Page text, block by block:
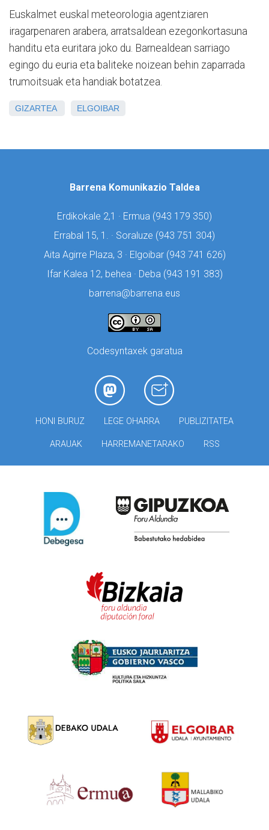
Euskalmet euskal meteorologia agentziaren
iragarpenaren arabera, arratsaldean ezegonkortasuna
handitu eta euritara joko du. Barnealdean sarriago
egingo du euria eta baliteke noizean behin zaparrada
trumoitsuak eta handiak botatzea.
GIZARTEA ELGOIBAR
Barrena Komunikazio Taldea
Erdikokale 2,1 · Ermua (943 179 350)
Errabal 15, 1. · Soraluze (943 751 304)
Aita Agirre Plaza, 3 · Elgoibar (943 741 626)
Ifar Kalea 12, behea · Deba (943 191 383)
barrena@barrena.eus
Codesyntaxek garatua
HONI BURUZ LEGE OHARRA PUBLIZITATEA
ARAUAK HARREMANETARAKO RSS